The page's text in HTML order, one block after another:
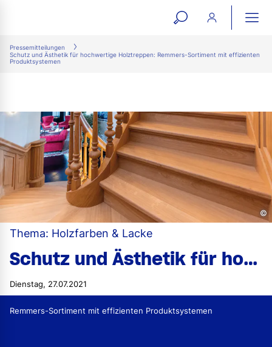
open
Pressemitteilungen
Schutz und Ästhetik für hochwertige Holztreppen: Remmers-Sortiment mit effizienten
Produktsystemen
©
Thema: Holzfarben & Lacke
Schutz und Ästhetik für hochwertige Holztreppen
Dienstag, 27.07.2021
Remmers-Sortiment mit effizienten Produktsystemen